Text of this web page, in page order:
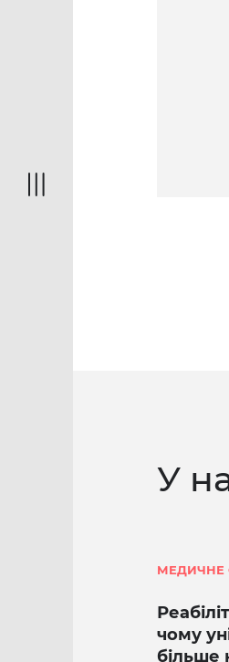
У
МЕДИЧНЕ
чому
більше